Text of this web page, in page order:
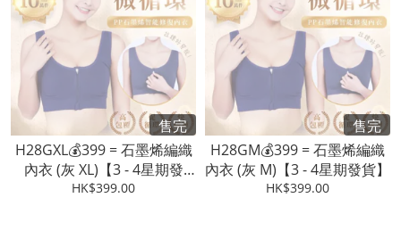
售完
H28GXL💰399 = 石墨烯編織
內衣 (灰 XL)【3 - 4星期發
貨】
HK$399.00
售完
H28GM💰399 = 石墨烯編織
內衣 (灰 M)【3 - 4星期發貨】
HK$399.00